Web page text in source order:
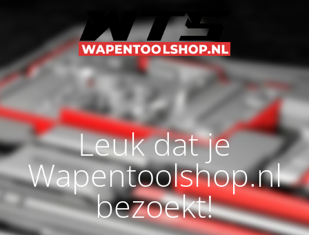
Leuk dat je
Wapentoolshop.nl
bezoekt!